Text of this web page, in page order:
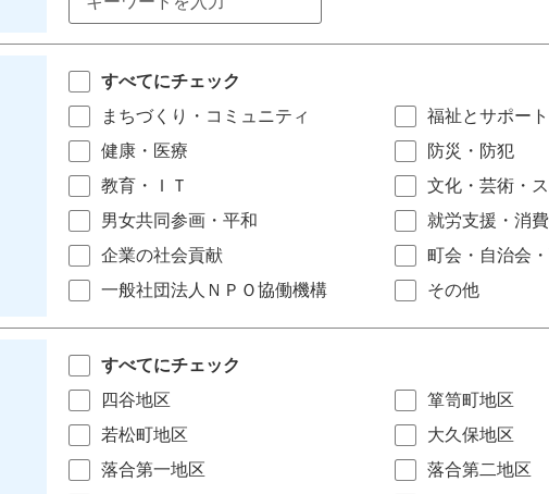
すべてにチェック
まちづくり・コミュニティ
福祉とサポート
健康・医療
防災・防犯
教育・ＩＴ
文化・芸術・
男女共同参画・平和
就労支援・消
企業の社会貢献
町会・自治会
一般社団法人ＮＰＯ協働機構
その他
すべてにチェック
四谷地区
箪笥町地区
若松町地区
大久保地区
落合第一地区
落合第二地区